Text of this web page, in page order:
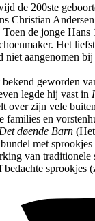
de 200ste
Christian
de jonge Hans
Het
niet aangenomen
bekend geworden
legde hij vast in
over zijn vele
families en
Det døende Barn
met
van
sprookjes